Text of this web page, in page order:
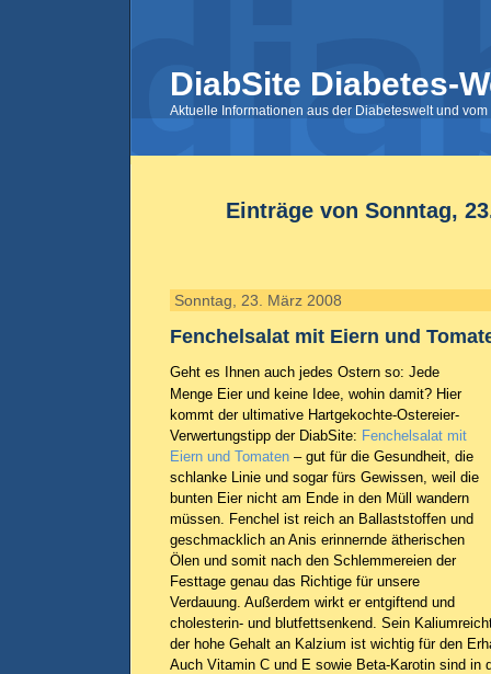
DiabSite Diabetes-
Aktuelle Informationen aus der Diabeteswelt und
Einträge von Sonntag,
Sonntag, 23. März 2008
Fenchelsalat mit Eiern und
Geht es Ihnen auch jedes Ostern so: Jede
Menge Eier und keine Idee, wohin damit? Hier
kommt der ultimative Hartgekochte-Ostereier-
Verwertungstipp der DiabSite: Fenchelsalat mit
Eiern und Tomaten – gut für die Gesundheit, die
schlanke Linie und sogar fürs Gewissen, weil die
bunten Eier nicht am Ende in den Müll wandern
müssen. Fenchel ist reich an Ballaststoffen und
geschmacklich an Anis erinnernde ätherischen
Ölen und somit nach den Schlemmereien der
Festtage genau das Richtige für unsere
Verdauung. Außerdem wirkt er entgiftend und
cholesterin- und blutfettsenkend. Sein
der hohe Gehalt an Kalzium ist wichtig für den
Auch Vitamin C und E sowie Beta-Karotin sind in